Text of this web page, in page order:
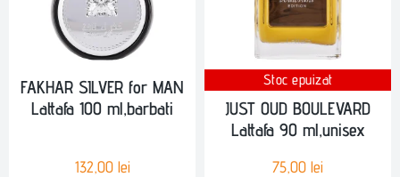
FAKHAR SILVER for MAN
Lattafa 100 ml,barbati
132,00 lei
Stoc epuizat
JUST OUD BOULEVARD
Lattafa 90 ml,unisex
75,00 lei